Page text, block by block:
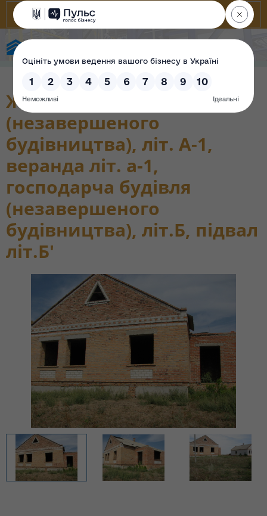
Житловий будинок
(незавершеного
будівництва), літ. А-1,
веранда літ. а-1,
господарча будівля
(незавершеного
будівництва), літ.Б, підвал
літ.Б'